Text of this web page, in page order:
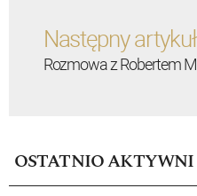
Następny artykuł
Rozmowa z Robertem
OSTATNIO AKTYWNI